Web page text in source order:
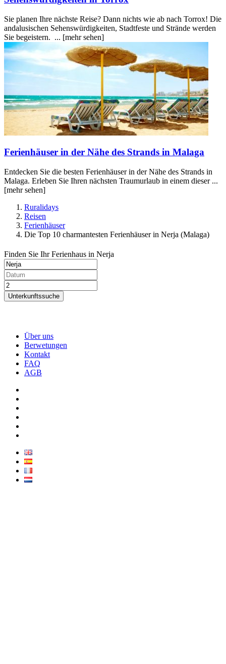
Sie planen Ihre nächste Reise? Dann nichts wie ab nach Torrox! Die
andalusischen Sehenswürdigkeiten, Stadtfeste und Strände werden
Sie begeistern. ... [mehr sehen]
Ferienhäuser in der Nähe des Strands in Malaga
Entdecken Sie die besten Ferienhäuser in der Nähe des Strands in
Malaga. Erleben Sie Ihren nächsten Traumurlaub in einem dieser ...
[mehr sehen]
Ruralidays
Reisen
Ferienhäuser
Die Top 10 charmantesten Ferienhäuser in Nerja (Malaga)
Finden Sie Ihr Ferienhaus in Nerja
Unterkunftssuche
Über uns
Berwetungen
Kontakt
FAQ
AGB